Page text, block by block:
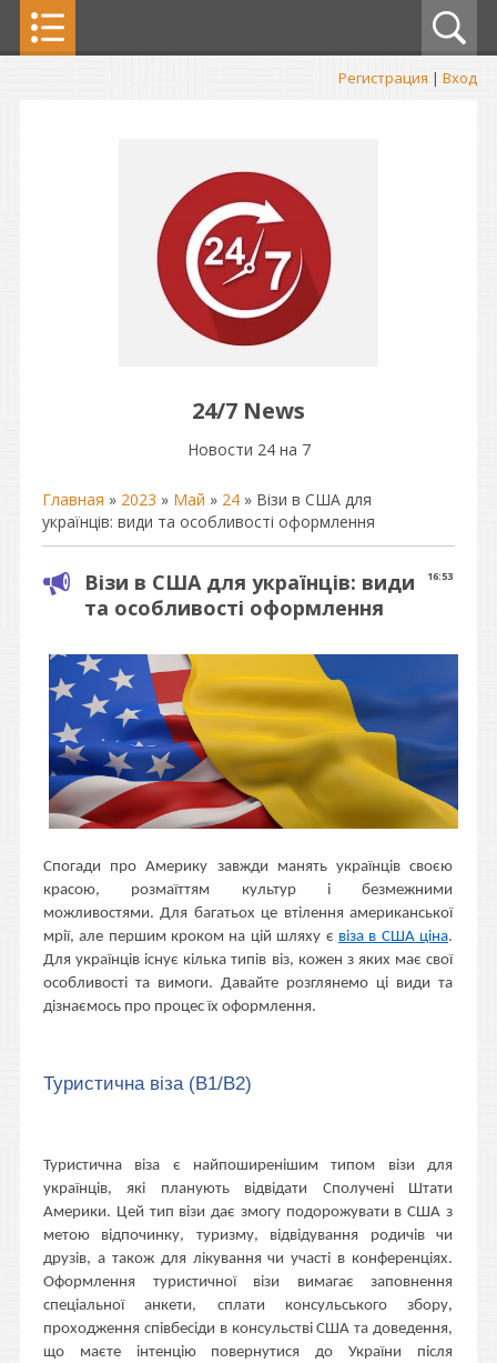
Регистрация | Вход
24/7 News
Новости 24 на 7
Главная » 2023 » Май » 24 » Візи в США для
українців: види та особливості оформлення
16:53
Візи в США для українців: види
та особливості оформлення
Спогади про Америку завжди манять українців своєю
красою, розмаїттям культур і безмежними
можливостями. Для багатьох це втілення американської
мрії, але першим кроком на цій шляху є віза в США ціна.
Для українців існує кілька типів віз, кожен з яких має свої
особливості та вимоги. Давайте розглянемо ці види та
дізнаємось про процес їх оформлення.
Туристична віза (B1/B2)
Туристична віза є найпоширенішим типом візи для
українців, які планують відвідати Сполучені Штати
Америки. Цей тип візи дає змогу подорожувати в США з
метою відпочинку, туризму, відвідування родичів чи
друзів, а також для лікування чи участі в конференціях.
Оформлення туристичної візи вимагає заповнення
спеціальної анкети, сплати консульського збору,
проходження співбесіди в консульстві США та доведення,
що маєте інтенцію повернутися до України після